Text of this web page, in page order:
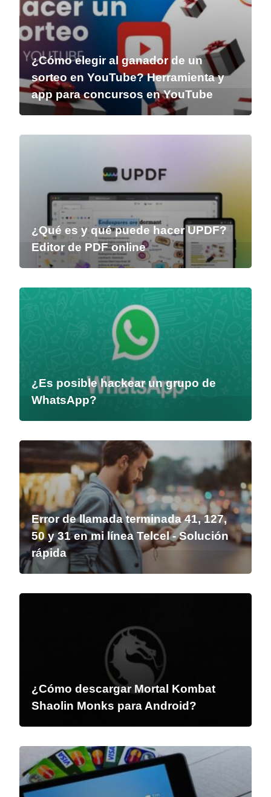
¿Cómo elegir al ganador de un
sorteo en YouTube? Herramienta y
app para concursos en YouTube
¿Qué es y qué puede hacer UPDF?
Editor de PDF online
¿Es posible hackear un grupo de
WhatsApp?
Error de llamada terminada 41, 127,
50 y 31 en mi línea Telcel - Solución
rápida
¿Cómo descargar Mortal Kombat
Shaolin Monks para Android?